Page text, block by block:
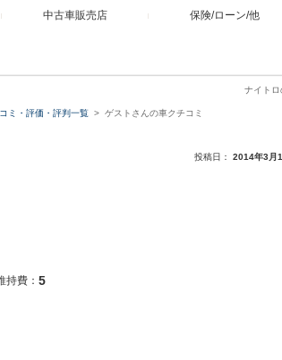
中古車販売店 保険/ローン/他
ナイトロ
ミ・評価・評判一覧 ゲストさんの車クチコミ
投稿日： 2014年3月
持費： 5